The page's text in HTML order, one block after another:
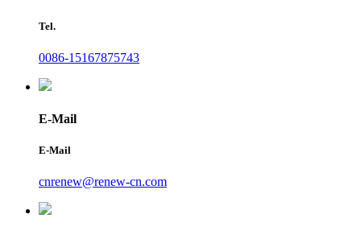
Tel.
0086-15167875743
E-Mail
E-Mail
cnrenew@renew-cn.com